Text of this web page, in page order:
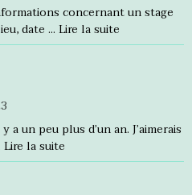
concernant un stage
date ... Lire la suite
a un peu plus d’un an. J’aimerais
Lire la suite